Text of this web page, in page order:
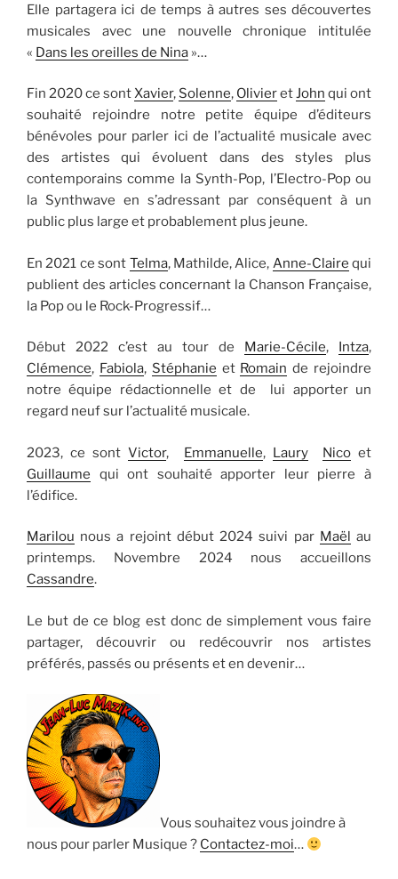
Elle partagera ici de temps à autres ses découvertes
musicales avec une nouvelle chronique intitulée
« Dans les oreilles de Nina »…
Fin 2020 ce sontXavier, Solenne, OlivieretJohn qui ont
souhaité rejoindre notre petite équipe d’éditeurs
bénévoles pour parler ici de l’actualité musicale avec
des artistes qui évoluent dans des styles plus
contemporains comme la Synth-Pop, l’Electro-Pop ou
la Synthwave en s’adressant par conséquent à un
public plus large et probablement plus jeune.
En 2021 ce sont Telma, Mathilde, Alice, Anne-Claire qui
publient des articles concernant la Chanson Française,
la Pop ou le Rock-Progressif…
Début 2022 c’est au tour de Marie-Cécile, Intza,
Clémence, Fabiola, Stéphanie et Romain de rejoindre
notre équipe rédactionnelle et de lui apporter un
regard neuf sur l’actualité musicale.
2023, ce sontVictor, Emmanuelle, Laury Nicoet
Guillaume qui ont souhaité apporter leur pierre à
l’édifice.
Marilou nous a rejoint début 2024 suivi par Maël au
printemps. Novembre 2024 nous accueillons
Cassandre.
Le but de ce blog est donc de simplement vous faire
partager, découvrir ou redécouvrir nos artistes
préférés, passés ou présents et en devenir…
Vous souhaitez vous joindre à
nous pour parler Musique ? Contactez-moi…